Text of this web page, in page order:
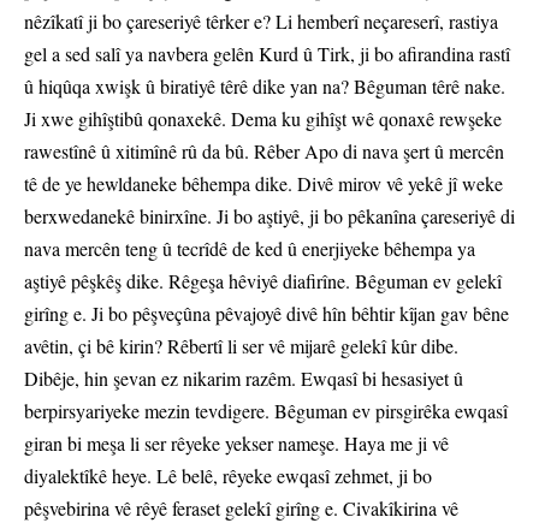
nêzîkatî ji bo çareseriyê têrker e? Li hemberî neçareserî, rastiya
gel a sed salî ya navbera gelên Kurd û Tirk, ji bo afirandina rastî
û hiqûqa xwişk û biratiyê têrê dike yan na? Bêguman têrê nake.
Ji xwe gihîştibû qonaxekê. Dema ku gihîşt wê qonaxê rewşeke
rawestînê û xitimînê rû da bû. Rêber Apo di nava şert û mercên
tê de ye hewldaneke bêhempa dike. Divê mirov vê yekê jî weke
berxwedanekê binirxîne. Ji bo aştiyê, ji bo pêkanîna çareseriyê di
nava mercên teng û tecrîdê de ked û enerjiyeke bêhempa ya
aştiyê pêşkêş dike. Rêgeşa hêviyê diafirîne. Bêguman ev gelekî
girîng e. Ji bo pêşveçûna pêvajoyê divê hîn bêhtir kîjan gav bêne
avêtin, çi bê kirin? Rêbertî li ser vê mijarê gelekî kûr dibe.
Dibêje, hin şevan ez nikarim razêm. Ewqasî bi hesasiyet û
berpirsyariyeke mezin tevdigere. Bêguman ev pirsgirêka ewqasî
giran bi meşa li ser rêyeke yekser nameşe. Haya me ji vê
diyalektîkê heye. Lê belê, rêyeke ewqasî zehmet, ji bo
pêşvebirina vê rêyê feraset gelekî girîng e. Civakîkirina vê